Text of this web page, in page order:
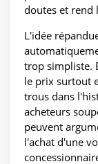
doutes et rend
L'idée
trop simpliste.
le prix surtout
trous dans
acheteurs
peuvent
l'achat d'une